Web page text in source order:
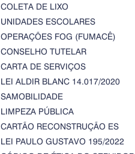
COLETA DE LIXO
UNIDADES ESCOLARES
OPERAÇÕES FOG (FUMACÊ)
CONSELHO TUTELAR
CARTA DE SERVIÇOS
LEI ALDIR BLANC 14.017/2020
SAMOBILIDADE
LIMPEZA PÚBLICA
CARTÃO RECONSTRUÇÃO ES
LEI PAULO GUSTAVO 195/2022